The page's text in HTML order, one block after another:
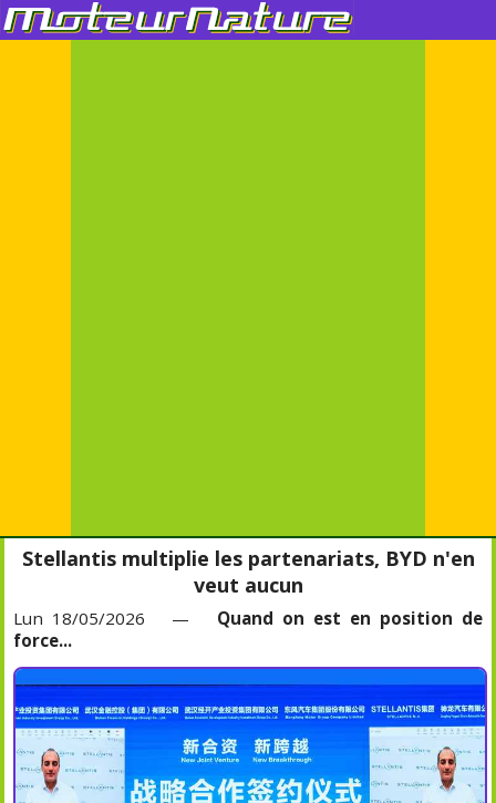
Stellantis multiplie les partenariats, BYD n'en
veut aucun
Lun 18/05/2026 — Quand on est en position de
force...